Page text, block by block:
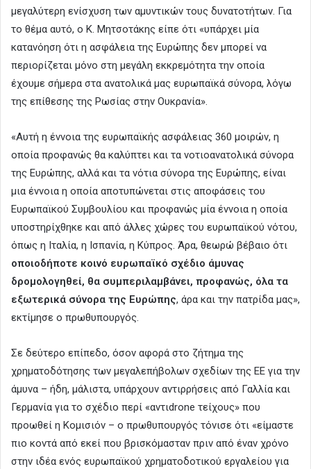
μεγαλύτερη ενίσχυση των αμυντικών τους δυνατοτήτων. Για
το θέμα αυτό, ο Κ. Μητσοτάκης είπε ότι «υπάρχει μία
κατανόηση ότι η ασφάλεια της Ευρώπης δεν μπορεί να
περιορίζεται μόνο στη μεγάλη εκκρεμότητα την οποία
έχουμε σήμερα στα ανατολικά μας ευρωπαϊκά σύνορα, λόγω
της επίθεσης της Ρωσίας στην Ουκρανία».
«Αυτή η έννοια της ευρωπαϊκής ασφάλειας 360 μοιρών, η
οποία προφανώς θα καλύπτει και τα νοτιοανατολικά σύνορα
της Ευρώπης, αλλά και τα νότια σύνορα της Ευρώπης, είναι
μια έννοια η οποία αποτυπώνεται στις αποφάσεις του
Ευρωπαϊκού Συμβουλίου και προφανώς μία έννοια η οποία
υποστηρίχθηκε και από άλλες χώρες του ευρωπαϊκού νότου,
όπως η Ιταλία, η Ισπανία, η Κύπρος. Άρα, θεωρώ βέβαιο ότι
οποιοδήποτε κοινό ευρωπαϊκό σχέδιο άμυνας
δρομολογηθεί, θα συμπεριλαμβάνει, προφανώς, όλα τα
εξωτερικά σύνορα της Ευρώπης, άρα και την πατρίδα μας»,
εκτίμησε ο πρωθυπουργός.
Σε δεύτερο επίπεδο, όσον αφορά στο ζήτημα της
χρηματοδότησης των μεγαλεπήβολων σχεδίων της ΕΕ για την
άμυνα – ήδη, μάλιστα, υπάρχουν αντιρρήσεις από Γαλλία και
Γερμανία για το σχέδιο περί «αντιdrone τείχους» που
προωθεί η Κομισιόν – ο πρωθυπουργός τόνισε ότι «είμαστε
πιο κοντά από εκεί που βρισκόμασταν πριν από έναν χρόνο
στην ιδέα ενός ευρωπαϊκού χρηματοδοτικού εργαλείου για